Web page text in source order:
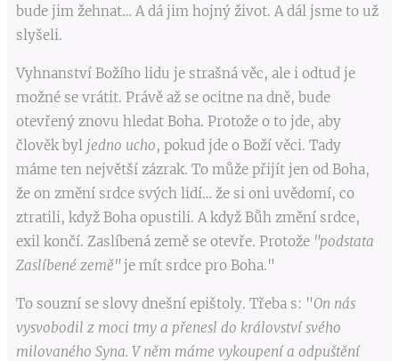
bude jim žehnat… A dá jim hojný život. A dál jsme to už
slyšeli.
Vyhnanství Božího lidu je strašná věc, ale i odtud je
možné se vrátit. Právě až se ocitne na dně, bude
otevřený znovu hledat Boha. Protože o to jde, aby
člověk byl jedno ucho, pokud jde o Boží věci. Tady
máme ten největší zázrak. To může přijít jen od Boha,
že on změní srdce svých lidí… že si oni uvědomí, co
ztratili, když Boha opustili. A když Bůh změní srdce,
exil končí. Zaslíbená země se otevře. Protože "podstata
Zaslíbené země"je mít srdce pro Boha."
To souzní se slovy dnešní epištoly. Třeba s: "On nás
vysvobodil z moci tmy a přenesl do království svého
milovaného Syna. V něm máme vykoupení a odpuštění